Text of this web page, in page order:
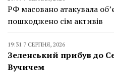
РФ масовано атакувала
пошкоджено сім активів
19:31 7 СЕРПНЯ, 2026
Зеленський прибув до
Вучичем